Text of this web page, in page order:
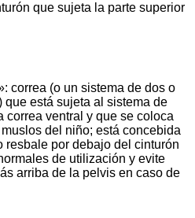
que sujeta la parte superior
correa (o un sistema de dos o
que está sujeta al sistema de
correa ventral y que se coloca
del niño; está concebida
resbale por debajo del cinturón
de utilización y evite
arriba de la pelvis en caso de